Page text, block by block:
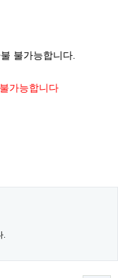
불가능합니다.
가능합니다
.